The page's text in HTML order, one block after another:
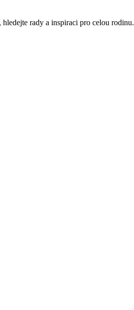
rady a inspiraci pro celou rodinu.